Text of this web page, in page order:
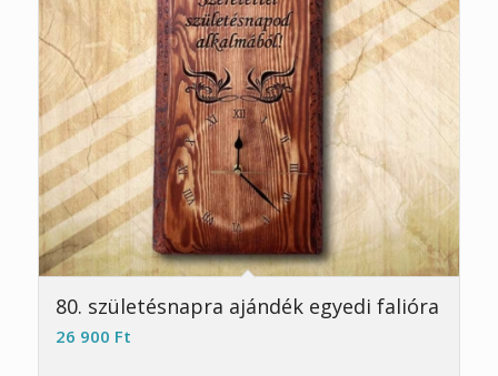
80. születésnapra ajándék egyedi falióra
26 900 Ft